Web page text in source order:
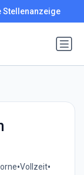
Stellenanzeige
•Vollzeit•